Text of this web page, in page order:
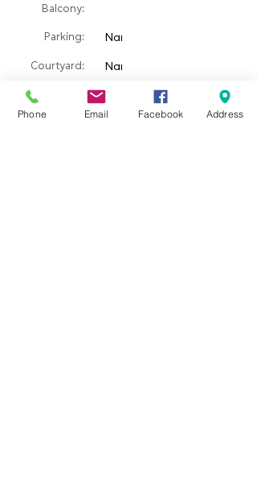
Balcony:
Parking: Ναι
Courtyard: Ναι
Phone Email Facebook Address